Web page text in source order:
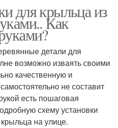
для крыльца из
Как
детали для
возможно изваять своими
качественную и
не составит
есть пошаговая
схему установки
на улице.